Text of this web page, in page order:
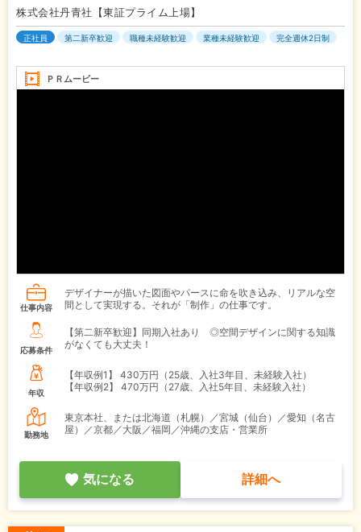
株式会社丹青社【東証プライム上場】
正社員 第二新卒歓迎 職種未経験歓迎 業種未経験歓迎 完全週休2日制
ＰＲムービー
仕事内容
デザイナーが描いた図面やパースに命を吹き込み、リアルな空
間として実現する。それが「制作」の仕事です。
応募条件
【第二新卒歓迎】同期入社あり ◎空間デザインに関する知識
がなくても大丈夫！
年収
【年収例1】
430万円（25歳、入社3年目、未経験入社）
【年収例2】
470万円（27歳、入社5年目、未経験入社）
勤務地
東京本社、または北海道（札幌）／宮城（仙台）／愛知（名古
屋）／京都／大阪／福岡／沖縄の支店・営業所
気になる 詳細へ